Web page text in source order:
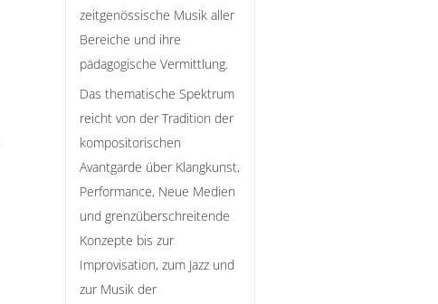
zeitgenössische Musik aller
Bereiche und ihre
pädagogische Vermittlung.
Das thematische Spektrum
reicht von der Tradition der
kompositorischen
Avantgarde über Klangkunst,
Performance, Neue Medien
und grenzüberschreitende
Konzepte bis zur
Improvisation, zum Jazz und
zur Musik der